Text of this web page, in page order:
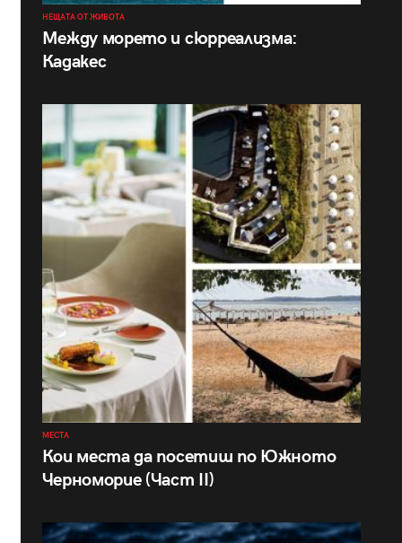
НЕЩАТА ОТ ЖИВОТА
Между морето и сюрреализма:
Кадакес
МЕСТА
Кои места да посетиш по Южното
Черноморие (Част II)